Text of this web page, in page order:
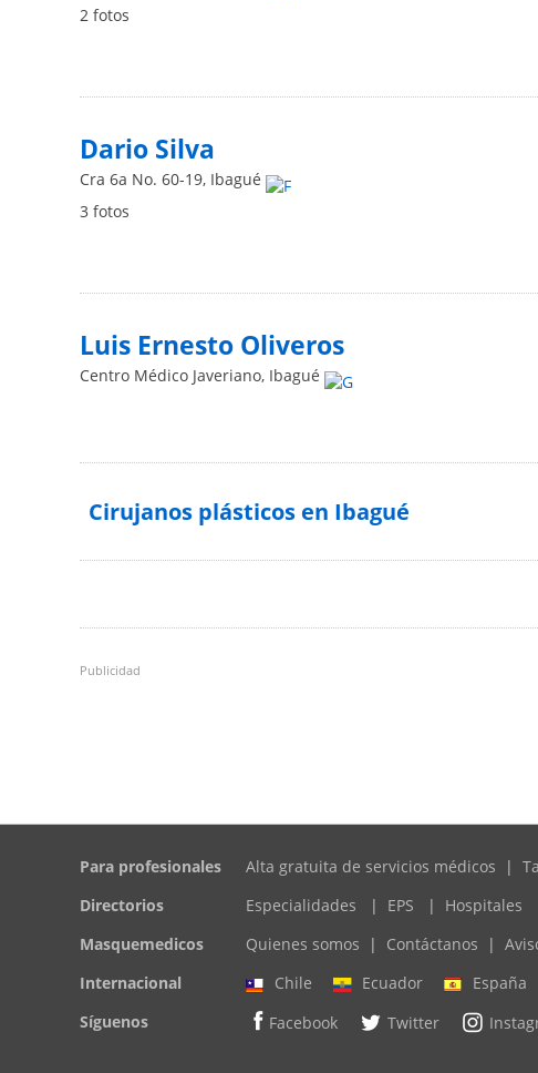
2 fotos
Dario Silva
Cra 6a No. 60-19, Ibagué
3 fotos
Luis Ernesto Oliveros
Centro Médico Javeriano, Ibagué
Cirujanos plásticos en Ibagué
Publicidad
Para profesionales Alta gratuita de servicios médicos |
Directorios
Especialidades | EPS |
Hospitales
Masquemedicos
Quienes somos | Contáctanos |
Internacional
Chile Ecuador España
Síguenos
Facebook Twitter